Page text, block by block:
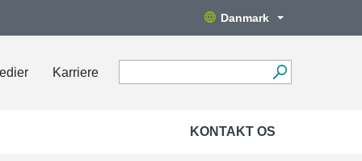
Danmark
Karriere
KONTAKT OS